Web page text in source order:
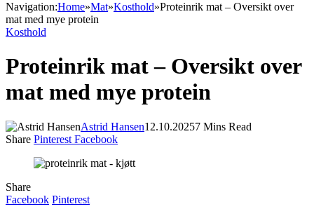
Navigation:Home»Mat»Kosthold»Proteinrik mat – Oversikt over
mat med mye protein
Kosthold
Proteinrik mat – Oversikt over
mat med mye protein
Astrid Hansen12.10.20257 Mins Read
Share Pinterest Facebook
Share
Facebook Pinterest